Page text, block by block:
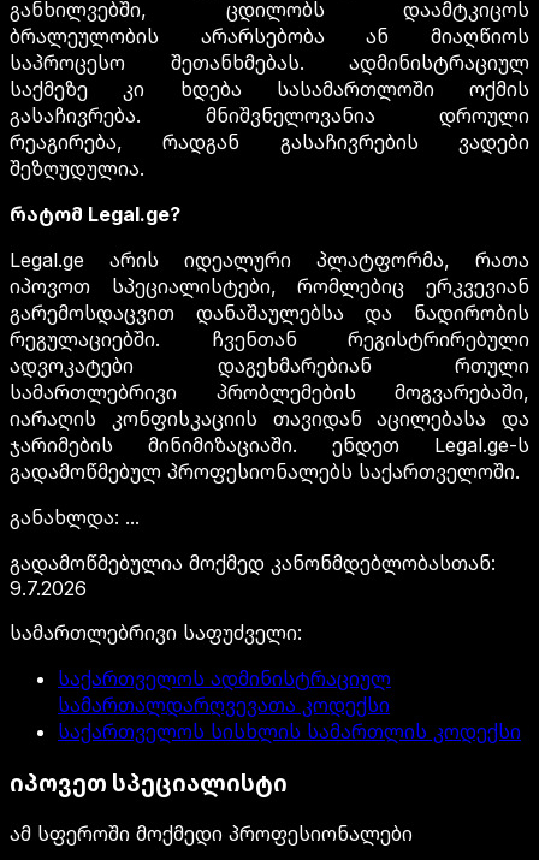
განხილვებში, ცდილობს დაამტკიცოს
ბრალეულობის არარსებობა ან მიაღწიოს
საპროცესო შეთანხმებას. ადმინისტრაციულ
საქმეზე კი ხდება სასამართლოში ოქმის
გასაჩივრება. მნიშვნელოვანია დროული
რეაგირება, რადგან გასაჩივრების ვადები
შეზღუდულია.
რატომ Legal.ge?
Legal.ge არის იდეალური პლატფორმა, რათა
იპოვოთ სპეციალისტები, რომლებიც ერკვევიან
გარემოსდაცვით დანაშაულებსა და ნადირობის
რეგულაციებში. ჩვენთან რეგისტრირებული
ადვოკატები დაგეხმარებიან რთული
სამართლებრივი პრობლემების მოგვარებაში,
იარაღის კონფისკაციის თავიდან აცილებასა და
ჯარიმების მინიმიზაციაში. ენდეთ Legal.ge-ს
გადამოწმებულ პროფესიონალებს საქართველოში.
განახლდა: ...
გადამოწმებულია მოქმედ კანონმდებლობასთან:
9.7.2026
სამართლებრივი საფუძველი:
საქართველოს ადმინისტრაციულ
სამართალდარღვევათა კოდექსი
საქართველოს სისხლის სამართლის კოდექსი
იპოვეთ სპეციალისტი
ამ სფეროში მოქმედი პროფესიონალები